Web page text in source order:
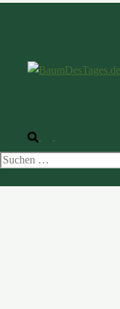
Suche
umschalten
Suche